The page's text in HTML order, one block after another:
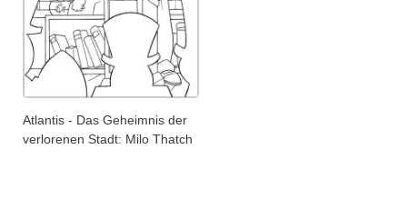
Atlantis - Das Geheimnis der
verlorenen Stadt: Milo Thatch